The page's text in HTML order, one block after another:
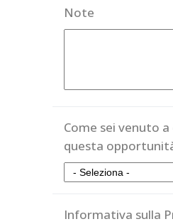
Note
Come sei venuto
questa
Informativa sulla